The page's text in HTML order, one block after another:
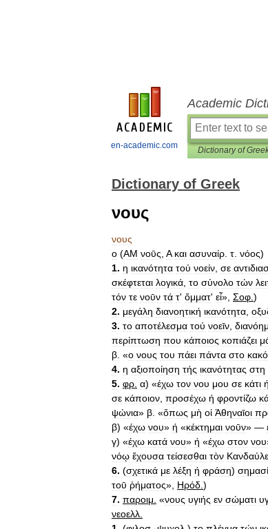
en-academic.com
Academic
Dictionary of
Dictionary of Greek
νους
νους
ο (ΑΜ νοῡς Α και ασυναίρ τ νόος)
1. η ικανότητα τού νοείν σε
σκέφτεται λογικά το σύνολο τών
τόν τε νοῡν τά τ' ὄμματ' εἶ», Σοφ )
2. μεγάλη διανοητική ικανότητα
3. το αποτέλεσμα τού νοεῑν
περίπτωση που κάποιος κοπιάζει
β . «ο νους του πάει πάντα στο κακό
4. η αξιοποίηση τής ικανότητας στη
5. φρ α) «έχω τον νου μου σε κάτι ή
σε κάποιον προσέχω ή φροντίζω
ψώνια» β . «ὅπως μὴ oἱ Ἀθηναῑοι
β) «έχω νου» ή «κέκτημαι νοῡν» —
γ) «έχω κατά νου» ή «έχω στον νου
νόῳ ἔχουσα τείσεσθαι τὸν
6. (σχετικά με λέξη ή φράση)
τοῡ ῥήματος», Ηρόδ )
7. παροιμ «νους υγιής εν σώματι
νεοελλ